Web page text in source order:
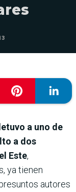
a uno de
a dos
Este,
ya tienen
autores